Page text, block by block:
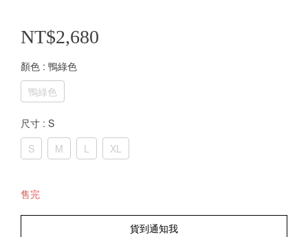
NT$2,680
顏色 : 鴨綠色
鴨綠色
尺寸 : S
S
M L XL
售完
貨到通知我